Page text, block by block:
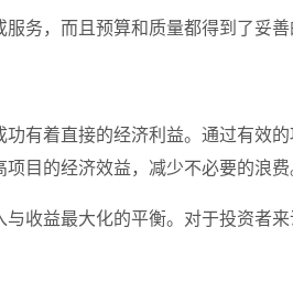
务，而且预算和质量都得到了妥
有着直接的经济利益。通过有效
目的经济效益，减少不必要的浪费
收益最大化的平衡。对于投资者